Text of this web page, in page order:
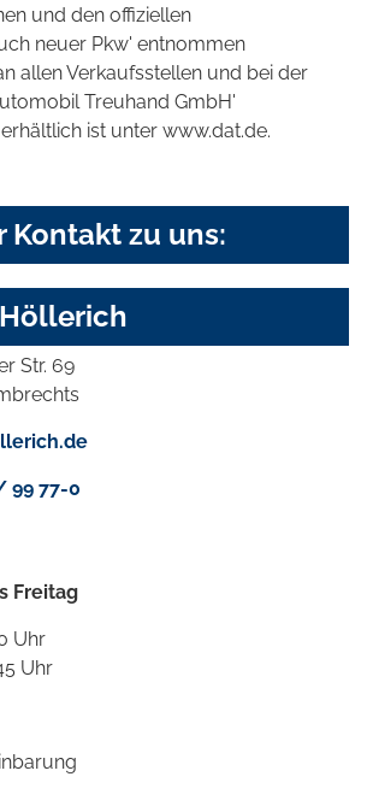
und den offiziellen
neuer Pkw' entnommen
allen Verkaufsstellen und bei der
Treuhand GmbH'
ist unter www.dat.de.
Kontakt zu uns:
Str. 69
99 77-0
Freitag
Uhr
Uhr